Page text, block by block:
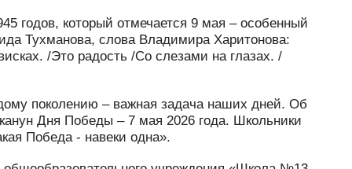
годов, который отмечается 9 мая – особенный
Тухманова, слова Владимира Харитонова:
/Это радость /Со слезами на глазах. /
поколению – важная задача наших дней. Об
Дня Победы – 7 мая 2026 года. Школьники
Победа - навеки одна».